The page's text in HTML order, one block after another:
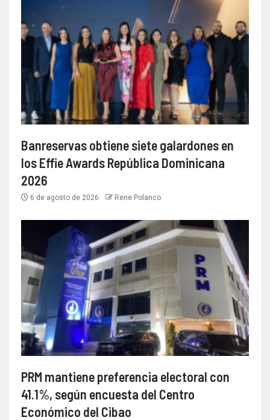
Banreservas obtiene siete galardones en
los Effie Awards República Dominicana
2026
6 de agosto de 2026 Rene Polanco
PRM mantiene preferencia electoral con
41.1%, según encuesta del Centro
Económico del Cibao